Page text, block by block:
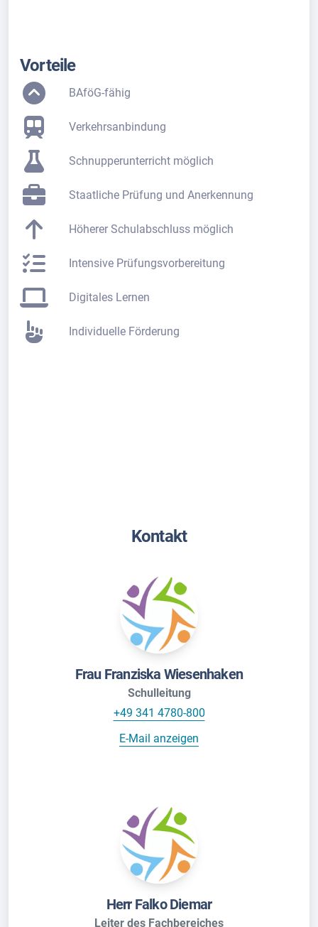
Vorteile
BAföG-fähig
Verkehrsanbindung
Schnupperunterricht möglich
Staatliche Prüfung und Anerkennung
Höherer Schulabschluss möglich
Intensive Prüfungsvorbereitung
Digitales Lernen
Individuelle Förderung
Kontakt
Frau Franziska Wiesenhaken
Schulleitung
+49 341 4780-800
E-Mail anzeigen
Herr Falko Diemar
Leiter des Fachbereiches